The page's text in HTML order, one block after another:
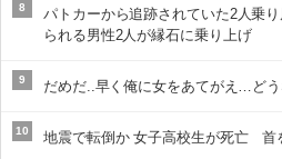
8
パトカーから追跡されていた2人乗
られる男性2人が縁石に乗り上げ
9 だめだ..早く俺に女をあてがえ…どう
10 地震で転倒か 女子高校生が死亡 首